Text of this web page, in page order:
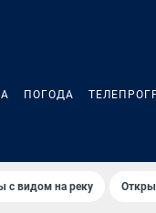
ПОГОДА
с видом на реку